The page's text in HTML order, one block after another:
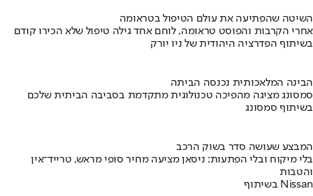
השיטה שהפתיעה את עולם הטיפול בטראומה
אחרי הקרבות והפוסט טראומה, לוחם אחד גילה טיפול שלא הכירו קודם
בשיתוף הפדרציה היהודית של ניו יורק
הבינה המלאכותית נכנסה הביתה
סמסונג מציגה מהפיכה טכנולוגית מתקדמת בסביבה הביתית שלכם
בשיתוף סמסונג
המבצע שעושה סדר בשוק הרכב
בלי מיקוח ובלי הפתעות: ניסאן מציעה מחיר סופי מראש, טרייד־אין
והטבות
בשיתוף Nissan